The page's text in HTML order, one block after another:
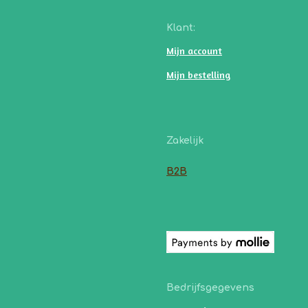
Klant:
Mijn account
Mijn bestelling
Zakelijk
B2B
Bedrijfsgegevens